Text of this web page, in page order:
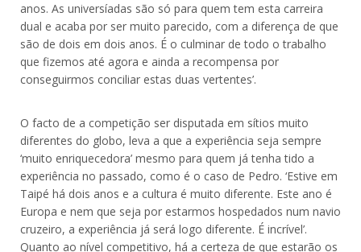
anos. As universíadas são só para quem tem esta carreira
dual e acaba por ser muito parecido, com a diferença de que
são de dois em dois anos. É o culminar de todo o trabalho
que fizemos até agora e ainda a recompensa por
conseguirmos conciliar estas duas vertentes’.
O facto de a competição ser disputada em sítios muito
diferentes do globo, leva a que a experiência seja sempre
‘muito enriquecedora’ mesmo para quem já tenha tido a
experiência no passado, como é o caso de Pedro. ‘Estive em
Taipé há dois anos e a cultura é muito diferente. Este ano é
Europa e nem que seja por estarmos hospedados num navio
cruzeiro, a experiência já será logo diferente. É incrível’.
Quanto ao nível competitivo, há a certeza de que estarão os